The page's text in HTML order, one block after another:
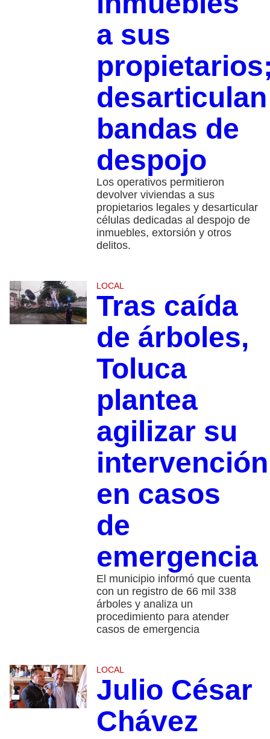
a sus
desarticulan
bandas de
despojo
Los operativos permitieron
devolver viviendas a sus
propietarios legales y desarticular
células dedicadas al despojo de
inmuebles, extorsión y otros
delitos.
LOCAL
Tras caída
de árboles,
Toluca
plantea
agilizar su
intervención
en casos
de
emergencia
El municipio informó que cuenta
con un registro de 66 mil 338
árboles y analiza un
procedimiento para atender
casos de emergencia
LOCAL
Julio César
Chávez